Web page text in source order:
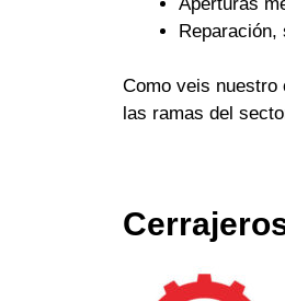
Reparación,
Como veis nuestro
las ramas del